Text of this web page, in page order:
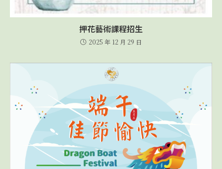
押花藝術課程招生
2025 年 12 月 29 日